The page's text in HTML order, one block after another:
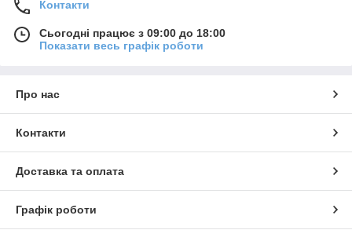
Контакти
Сьогодні працює з 09:00 до 18:00
Показати весь графік роботи
Про нас
Контакти
Доставка та оплата
Графік роботи